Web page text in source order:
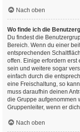
Nach oben
Wo finde ich die
Du findest die
Bereich. Wenn du einer
entsprechenden
offen. Einige erfordern
sein und weitere sogar
einfach durch die
eine Freischaltung, so
muss daraufhin deinen
die Gruppe aufgenommen
Gruppenleiter, wenn er
Nach oben